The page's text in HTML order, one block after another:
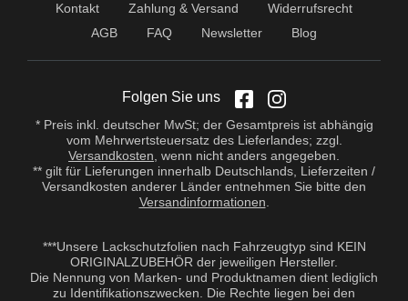
Kontakt Zahlung & Versand
Widerrufsrecht
AGB
FAQ Newsletter Blog
Folgen Sie uns
* Preis inkl. deutscher MwSt; der Gesamtpreis ist abhängig
vom Mehrwertsteuersatz des Lieferlandes; zzgl.
Versandkosten , wenn nicht anders angegeben.
** gilt für Lieferungen innerhalb Deutschlands, Lieferzeiten /
Versandkosten anderer Länder entnehmen Sie bitte den
Versandinformationen
***Unsere Lackschutzfolien nach Fahrzeugtyp sind KEIN
ORIGINALZUBEHÖR der jeweiligen Hersteller.
Die Nennung von Marken- und Produktnamen dient lediglich
zu Identifikationszwecken. Die Rechte liegen bei den